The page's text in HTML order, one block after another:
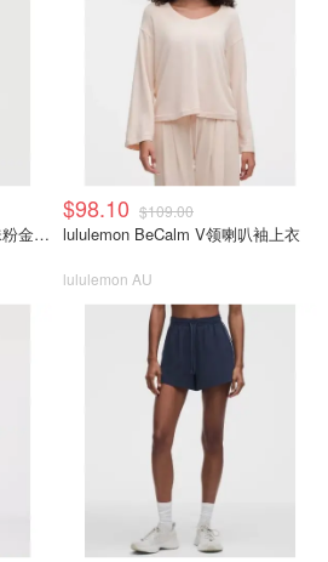
lululemon Define Jacket 珍珠粉金拉链
$98.10 $109.00
lululemon BeCalm V领喇叭袖上衣
lululemon AU